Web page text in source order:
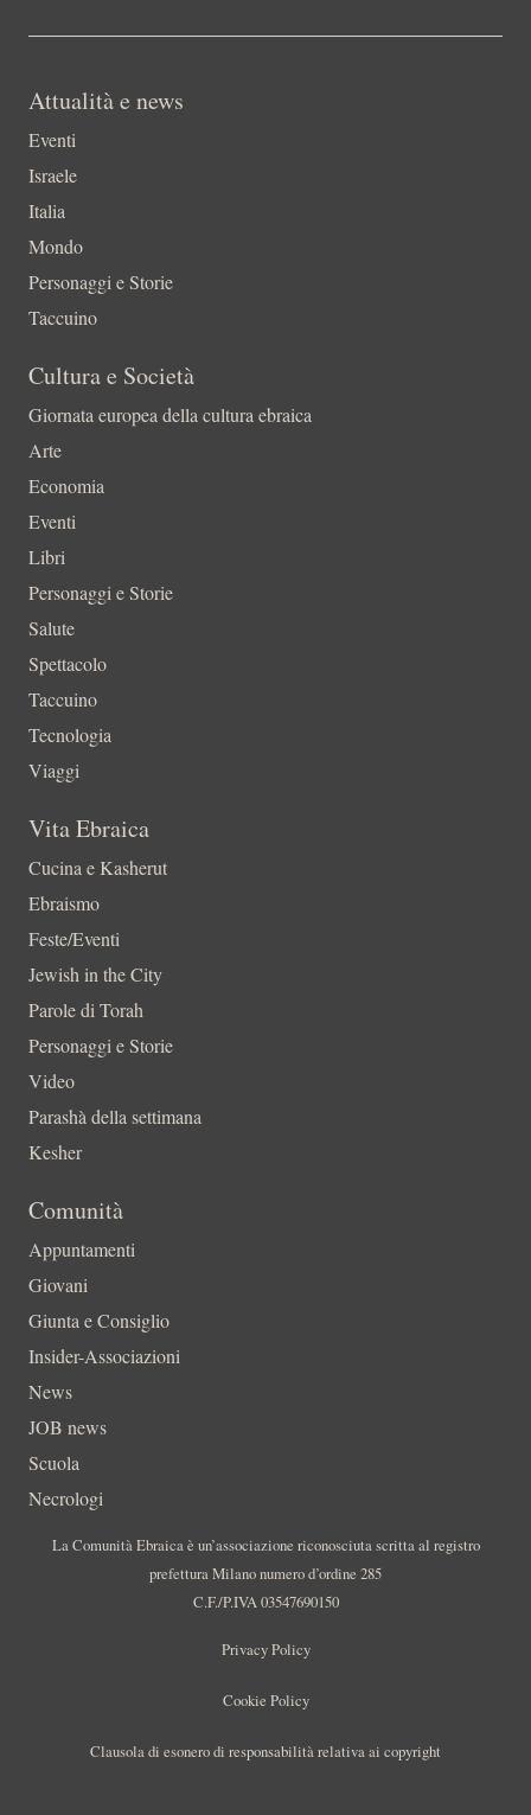
Attualità e news
Eventi
Israele
Italia
Mondo
Personaggi e Storie
Taccuino
Cultura e Società
Giornata europea della cultura ebraica
Arte
Economia
Eventi
Libri
Personaggi e Storie
Salute
Spettacolo
Taccuino
Tecnologia
Viaggi
Vita Ebraica
Cucina e Kasherut
Ebraismo
Feste/Eventi
Jewish in the City
Parole di Torah
Personaggi e Storie
Video
Parashà della settimana
Kesher
Comunità
Appuntamenti
Giovani
Giunta e Consiglio
Insider-Associazioni
News
JOB news
Scuola
Necrologi
La Comunità Ebraica è un’associazione riconosciuta scritta al registro
prefettura Milano numero d’ordine 285
C.F./P.IVA 03547690150
Privacy Policy
Cookie Policy
Clausola di esonero di responsabilità relativa ai copyright